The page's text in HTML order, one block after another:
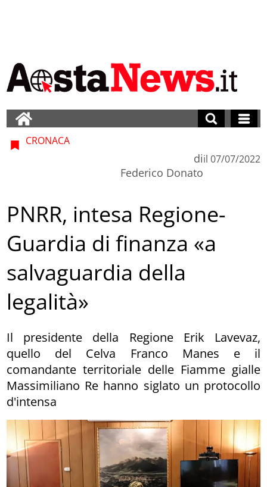
CRONACA
di
Federico Donato
il 07/07/2022
PNRR, intesa Regione-
Guardia di finanza «a
salvaguardia della
legalità»
Il presidente della Regione Erik Lavevaz,
quello del Celva Franco Manes e il
comandante territoriale delle Fiamme gialle
Massimiliano Re hanno siglato un protocollo
d'intensa